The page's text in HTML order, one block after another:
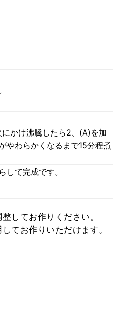
かけ沸騰したら2、(A)を加
やわらかくなるまで15分程煮
して完成です。
してお作りください。
てお作りいただけます。